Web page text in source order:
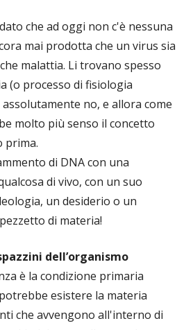
che ad oggi non c'è nessuna
mai prodotta che un virus sia
malattia. Li trovano spesso
(o processo di fisiologia
no, e allora come
molto più senso il concetto
prima.
di DNA con una
di vivo, con un suo
un desiderio o un
di materia!
dell’organismo
è la condizione primaria
esistere la materia
che avvengono all'interno di